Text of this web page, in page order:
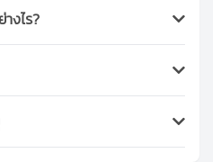
บครัวกว่า
ชาวต่างชาติในประเทศไทย
ารปี 2025)
ารปี 2025)
งไร?
คุณภาพและความปลอดภัย
ตรประชาชนของพนักงานทุกคน
ออนไลน์เพียงอย่างเดียว หาก
อาชญากรรม (Criminal
กอบรมได้แก่ การทำความ
การดูแลผู้สูงอายุ การดูแลเด็ก